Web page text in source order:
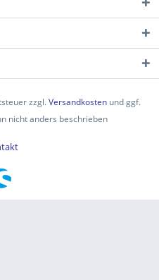
zzgl.Versandkosten und ggf.
nicht anders beschrieben